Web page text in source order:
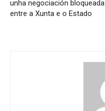
unha negociación bloqueada
entre a Xunta e o Estado